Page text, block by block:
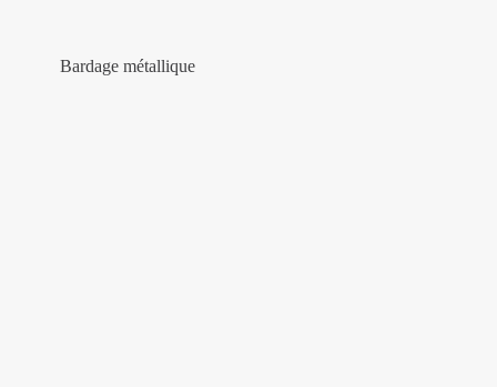
Bardage métallique